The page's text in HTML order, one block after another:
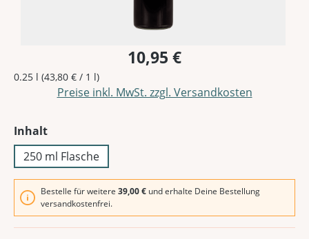
10,95 €
0.25 l (43,80 € / 1 l)
Preise inkl. MwSt. zzgl. Versandkosten
Inhaltauswählen
250 ml Flasche
Bestelle für weitere 39,00 € und erhalte Deine Bestellung
versandkostenfrei.